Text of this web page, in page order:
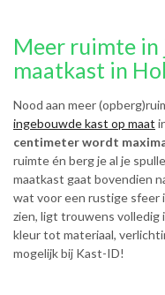
Meer ruimte in
maatkast in
Nood aan meer
ingebouwde kast op maat
centimeter wordt
ruimte én berg je al je
maatkast gaat bovendien
wat voor een rustige sfeer
zien, ligt trouwens volledig
kleur tot materiaal,
mogelijk bij Kast-ID!